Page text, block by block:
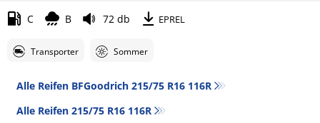
C B 72 db EPREL
Transporter Sommer
Alle Reifen BFGoodrich 215/75 R16 116R
Alle Reifen‎ 215/75 R16 116R